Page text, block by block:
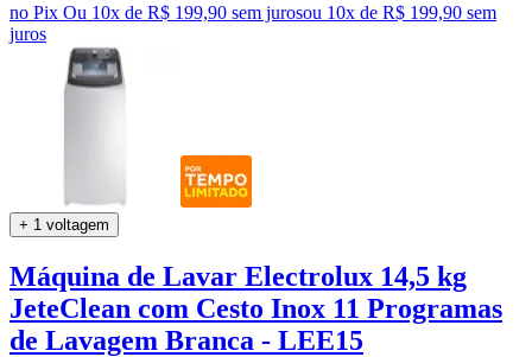
no Pix Ou 10x de R$ 199,90 sem jurosou 10x de R$ 199,90 sem
juros
+ 1 voltagem
Máquina de Lavar Electrolux 14,5 kg
JeteClean com Cesto Inox 11 Programas
de Lavagem Branca - LEE15